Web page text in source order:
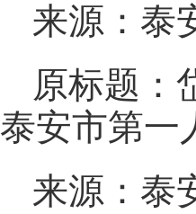
来源：泰
原标题：
泰安市第一
来源：泰